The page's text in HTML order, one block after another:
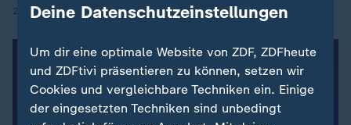
27.03.2025 | 14:00
Deine Datenschutzeinstellungen
Um dir eine optimale Website von ZDF, ZDFheute
und ZDFtivi präsentieren zu können, setzen wir
Cookies und vergleichbare Techniken ein. Einige
der eingesetzten Techniken sind unbedingt